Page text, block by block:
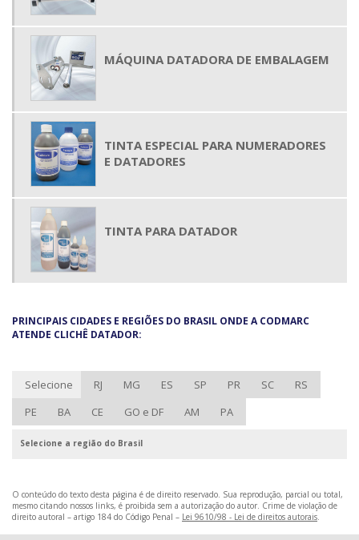
MÁQUINA DATADORA DE EMBALAGEM
TINTA ESPECIAL PARA NUMERADORES
E DATADORES
TINTA PARA DATADOR
PRINCIPAIS CIDADES E REGIÕES DO BRASIL ONDE A CODMARC
ATENDE CLICHÊ DATADOR:
Selecione RJ MG ES SP PR SC
RS
PE
BA CE GO e DF AM PA
Selecione a região do Brasil
O conteúdo do texto desta página é de direito reservado. Sua reprodução, parcial ou total,
mesmo citando nossos links, é proibida sem a autorização do autor. Crime de violação de
direito autoral – artigo 184 do Código Penal – Lei 9610/98 - Lei de direitos autorais.